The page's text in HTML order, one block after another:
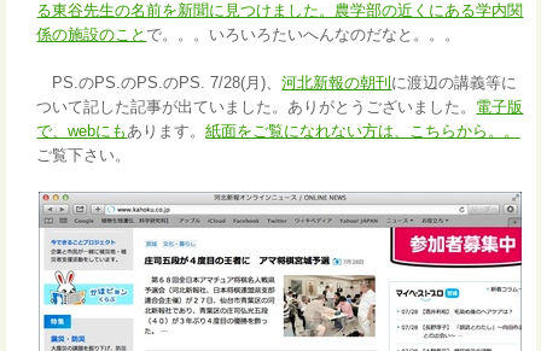
る東谷先生の名前を新聞に見つけました。農学部の近くにある学内関
係の施設のこと で。。。いろいろたいへんなのだなと。。。
PS.のPS.のPS.のPS. 7/28(月)、河北新報の朝刊 に渡辺の講義等に
ついて記した記事が出ていました。ありがとうございました。 電子版
で、webにもあります。紙面をご覧になれない方は、こちらから。。
ご覧下さい。